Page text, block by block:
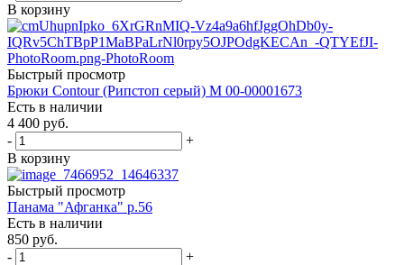
В корзину
Быстрый просмотр
Брюки Contour (Рипстоп серый) М 00-00001673
Есть в наличии
4 400 руб.
-
+
В корзину
Быстрый просмотр
Панама "Афганка" р.56
Есть в наличии
850 руб.
-
+